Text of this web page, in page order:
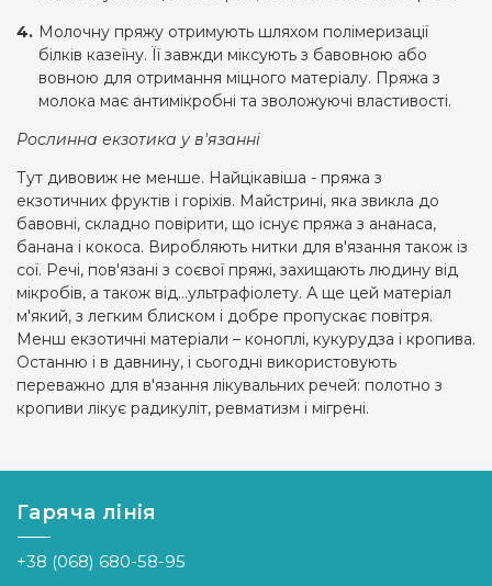
Молочну пряжу отримують шляхом полімеризації
білків казеїну. Її завжди міксують з бавовною або
вовною для отримання міцного матеріалу. Пряжа з
молока має антимікробні та зволожуючі властивості.
Рослинна екзотика у в'язанні
Тут дивовиж не менше. Найцікавіша - пряжа з
екзотичних фруктів і горіхів. Майстрині, яка звикла до
бавовні, складно повірити, що існує пряжа з ананаса,
банана і кокоса. Виробляють нитки для в'язання також із
сої. Речі, пов'язані з соєвої пряжі, захищають людину від
мікробів, а також від…ультрафіолету. А ще цей матеріал
м'який, з легким блиском і добре пропускає повітря.
Менш екзотичні матеріали – коноплі, кукурудза і кропива.
Останню і в давнину, і сьогодні використовують
переважно для в'язання лікувальних речей: полотно з
кропиви лікує радикуліт, ревматизм і мігрені.
Гаряча лінія
+38 (068) 680-58-95